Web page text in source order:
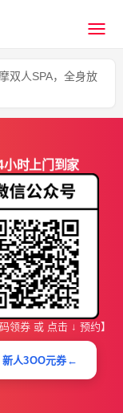
双人SPA，全身放
小时上门到家
领券 或 点击 ↓ 预约】
人3OO元券←